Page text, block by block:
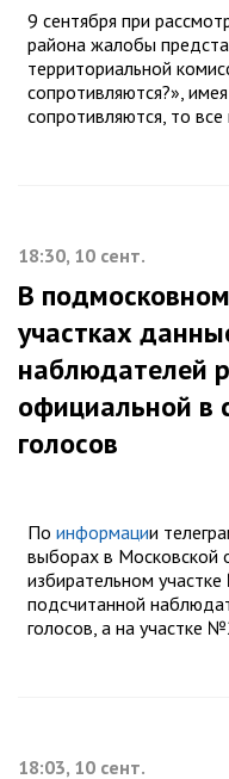
9 сентября при
района жалобы
территориальной
сопротивляются?»,
сопротивляются, то
18:30, 10 сент.
В
участках
наблюдателей
официальной в
голосов
По информации
выборах в Московской
избирательном
подсчитанной
голосов, а на участке
18:03, 10 сент.